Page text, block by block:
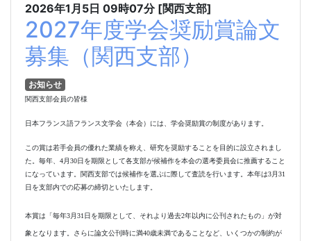
2026年1月5日 09時07分 [関西支部]
2027年度学会奨励賞論文
募集（関西支部）
お知らせ
関西支部会員の皆様
日本フランス語フランス文学会（本会）には、学会奨励賞の制度があります。
この賞は若手会員の優れた業績を称え、研究を奨励することを目的に設立されまし
た。毎年、 4月30日を期限として各支部が候補作を本会の選考委員会に推薦すること
になっています。関西支部では候補作を選ぶに際して査読を行います。 本年は3月31
日を支部内での応募の締切といたします。
本賞は「毎年3月31 日を期限として、それより過去2年以内に公刊されたもの」が対
象となります。さらに論文公刊時に満40歳未満であることなど、いくつかの制約が